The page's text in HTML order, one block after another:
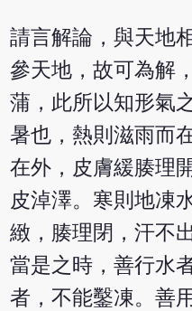
請言解論，與天地
參天地，故可為解
蒲，此所以知形氣
暑也，熱則滋雨而
在外，皮膚緩腠理
皮淖澤。寒則地凍
緻，腠理閉，汗不
當是之時，善行水
者，不能鑿凍。善